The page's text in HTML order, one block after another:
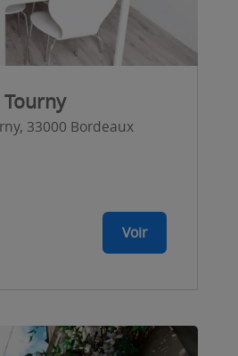
33000 Bordeaux
Voir